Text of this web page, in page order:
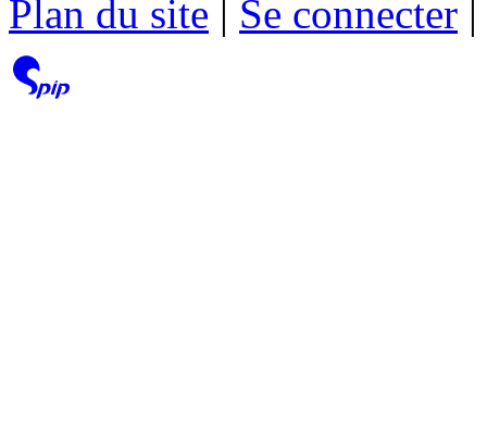
Plan du site | Se connecter |